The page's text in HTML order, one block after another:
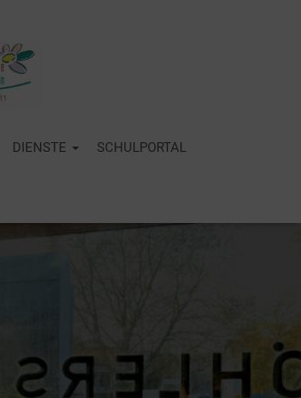
DIENSTE SCHULPORTAL